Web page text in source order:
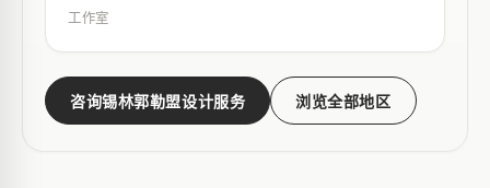
工作室
咨询锡林郭勒盟设计服务 浏览全部地区